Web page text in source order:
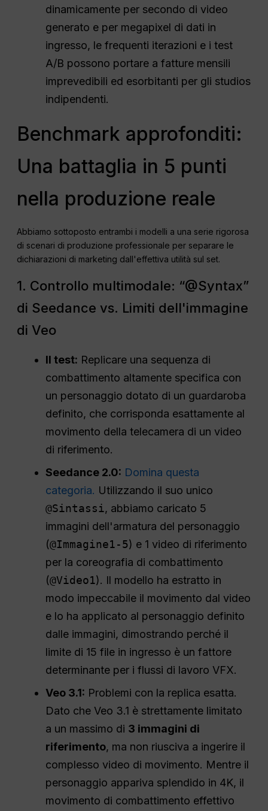
dinamicamente per secondo di video
generato e per megapixel di dati in
ingresso, le frequenti iterazioni e i test
A/B possono portare a fatture mensili
imprevedibili ed esorbitanti per gli studios
indipendenti.
Benchmark approfonditi:
Una battaglia in 5 punti
nella produzione reale
Abbiamo sottoposto entrambi i modelli a una serie rigorosa
di scenari di produzione professionale per separare le
dichiarazioni di marketing dall'effettiva utilità sul set.
1. Controllo multimodale: “@Syntax”
di Seedance vs. Limiti dell'immagine
di Veo
Il test: Replicare una sequenza di
combattimento altamente specifica con
un personaggio dotato di un guardaroba
definito, che corrisponda esattamente al
movimento della telecamera di un video
di riferimento.
Seedance 2.0: Domina questa
categoria. Utilizzando il suo unico
@Sintassi, abbiamo caricato 5
immagini dell'armatura del personaggio
(@Immagine1-5) e 1 video di riferimento
per la coreografia di combattimento
(@Video1). Il modello ha estratto in
modo impeccabile il movimento dal video
e lo ha applicato al personaggio definito
dalle immagini, dimostrando perché il
limite di 15 file in ingresso è un fattore
determinante per i flussi di lavoro VFX.
Veo 3.1: Problemi con la replica esatta.
Dato che Veo 3.1 è strettamente limitato
a un massimo di 3 immagini di
riferimento, ma non riusciva a ingerire il
complesso video di movimento. Mentre il
personaggio appariva splendido in 4K, il
movimento di combattimento effettivo